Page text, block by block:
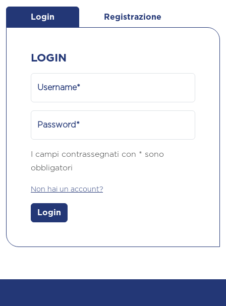
Login Registrazione
LOGIN
Username*
Password*
I campi contrassegnati con * sono
obbligatori
Non hai un account?